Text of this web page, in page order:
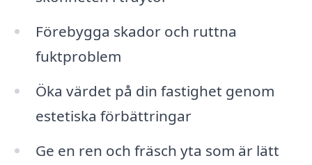
Förebygga skador och ruttna
fuktproblem
Öka värdet på din fastighet genom
estetiska förbättringar
Ge en ren och fräsch yta som är lätt